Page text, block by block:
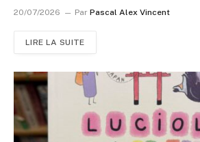
20/07/2026 Par Pascal Alex Vincent
LIRE LA SUITE